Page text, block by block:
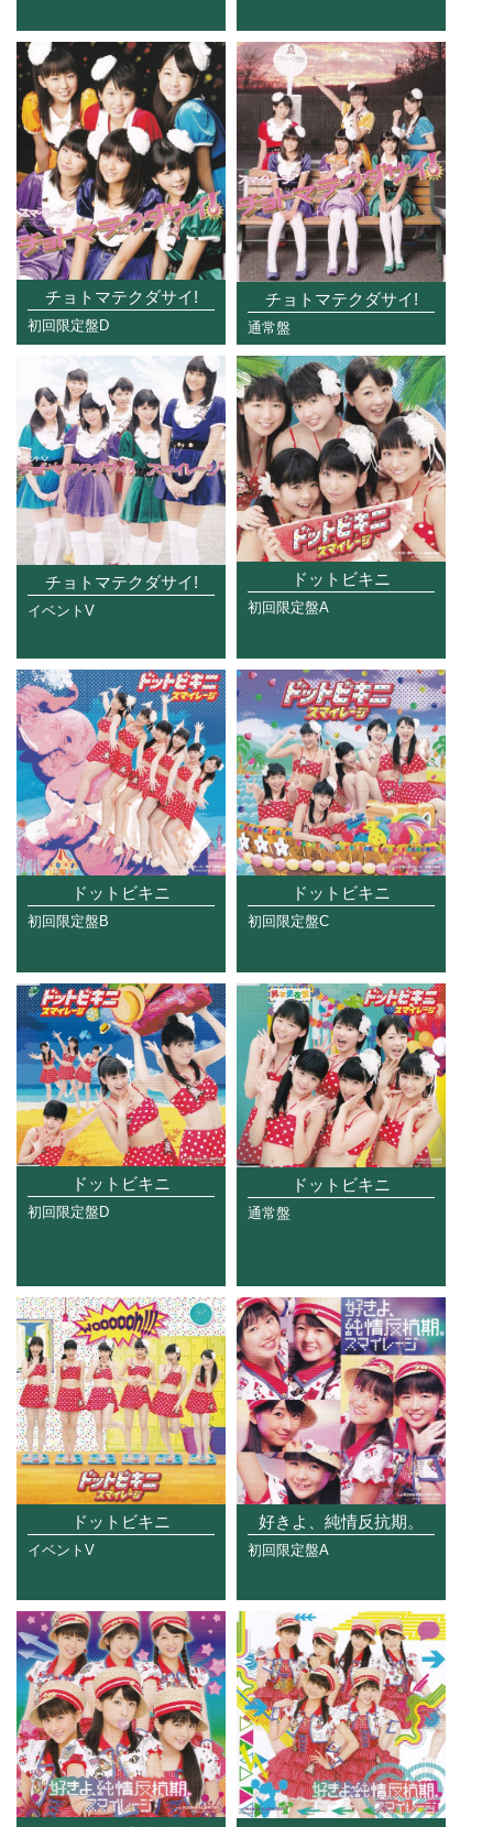
チョトマテクダサイ!
初回限定盤D
チョトマテクダサイ!
通常盤
チョトマテクダサイ!
イベントV
ドットビキニ
初回限定盤A
ドットビキニ
初回限定盤B
ドットビキニ
初回限定盤C
ドットビキニ
初回限定盤D
ドットビキニ
通常盤
ドットビキニ
イベントV
好きよ、純情反抗期。
初回限定盤A